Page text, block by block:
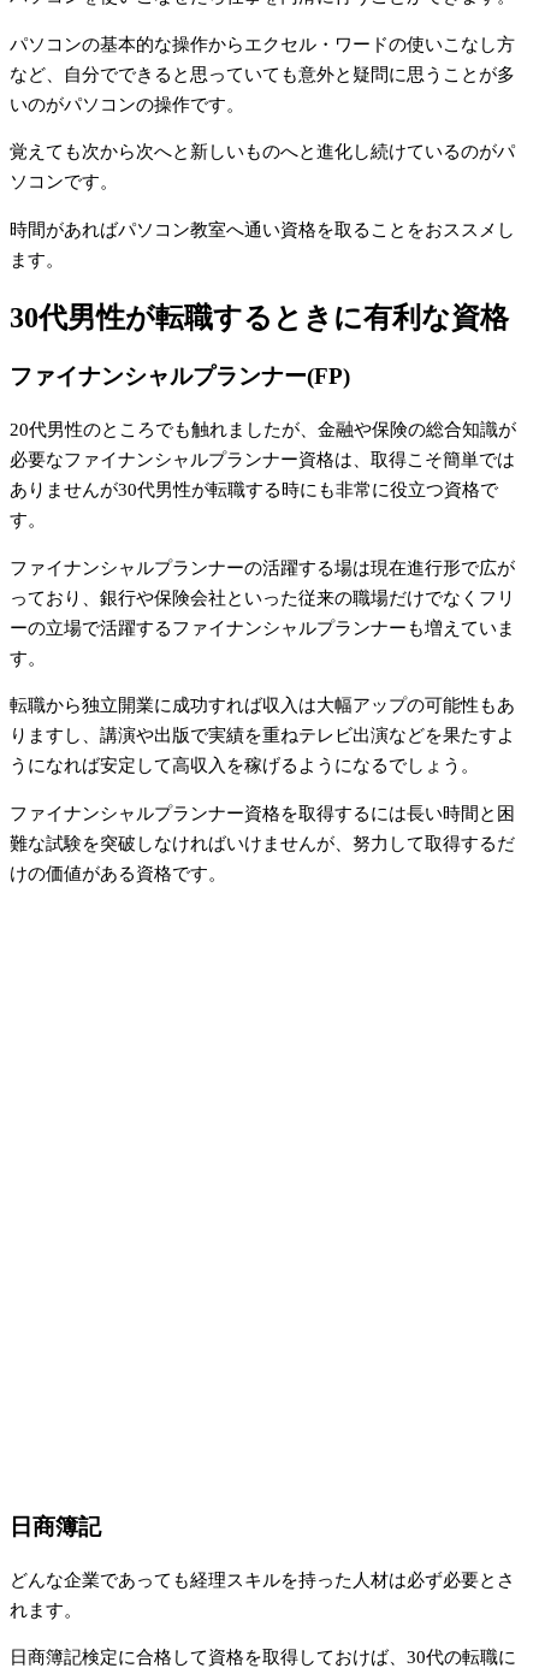
パソコンの基本的な操作からエクセル・ワードの使いこなし方
など、自分でできると思っていても意外と疑問に思うことが多
いのがパソコンの操作です。
覚えても次から次へと新しいものへと進化し続けているのがパ
ソコンです。
時間があればパソコン教室へ通い資格を取ることをおススメし
ます。
30代男性が転職するときに有利な資格
ファイナンシャルプランナー(FP)
20代男性のところでも触れましたが、金融や保険の総合知識が
必要なファイナンシャルプランナー資格は、取得こそ簡単では
ありませんが30代男性が転職する時にも非常に役立つ資格で
す。
ファイナンシャルプランナーの活躍する場は現在進行形で広が
っており、銀行や保険会社といった従来の職場だけでなくフリ
ーの立場で活躍するファイナンシャルプランナーも増えていま
す。
転職から独立開業に成功すれば収入は大幅アップの可能性もあ
りますし、講演や出版で実績を重ねテレビ出演などを果たすよ
うになれば安定して高収入を稼げるようになるでしょう。
ファイナンシャルプランナー資格を取得するには長い時間と困
難な試験を突破しなければいけませんが、努力して取得するだ
けの価値がある資格です。
日商簿記
どんな企業であっても経理スキルを持った人材は必ず必要とさ
れます。
日商簿記検定に合格して資格を取得しておけば、30代の転職に